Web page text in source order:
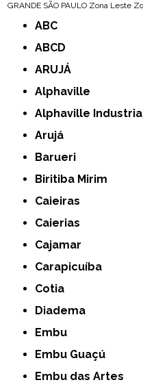
GRANDE SÃO PAULO Zona Leste
ABC
ABCD
ARUJÁ
Alphaville
Alphaville
Arujá
Barueri
Biritiba Mirim
Caieiras
Caierias
Cajamar
Carapicuíba
Cotia
Diadema
Embu
Embu Guaçú
Embu das Artes